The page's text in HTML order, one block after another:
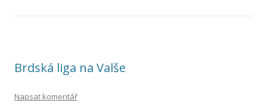
Brdská liga na Valše
Napsat komentář